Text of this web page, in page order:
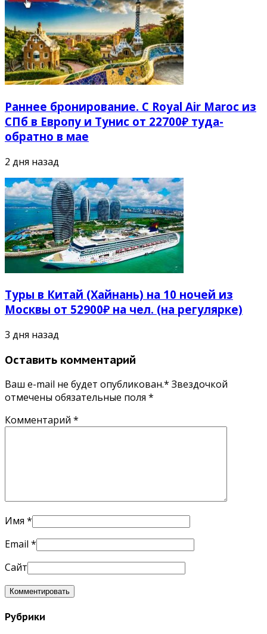
Раннее бронирование. С Royal Air Maroc из
СПб в Европу и Тунис от 22700₽ туда-
обратно в мае
2 дня назад
Туры в Китай (Хайнань) на 10 ночей из
Москвы от 52900₽ на чел. (на регулярке)
3 дня назад
Оставить комментарий
Ваш e-mail не будет опубликован.* Звездочкой
отмечены обязательные поля *
Комментарий *
Имя *
Email *
Сайт
Рубрики